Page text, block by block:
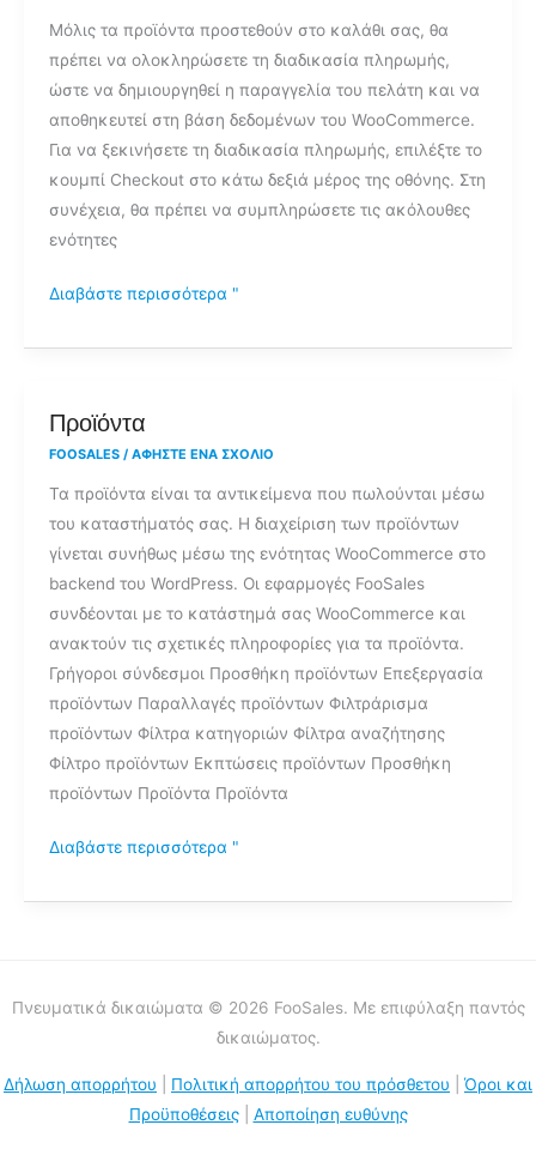
Μόλις τα προϊόντα προστεθούν στο καλάθι σας, θα
πρέπει να ολοκληρώσετε τη διαδικασία πληρωμής,
ώστε να δημιουργηθεί η παραγγελία του πελάτη και να
αποθηκευτεί στη βάση δεδομένων του WooCommerce.
Για να ξεκινήσετε τη διαδικασία πληρωμής, επιλέξτε το
κουμπί Checkout στο κάτω δεξιά μέρος της οθόνης. Στη
συνέχεια, θα πρέπει να συμπληρώσετε τις ακόλουθες
ενότητες
Διαβάστε περισσότερα "
Προϊόντα
FOOSALES / ΑΦΉΣΤΕ ΈΝΑ ΣΧΌΛΙΟ
Τα προϊόντα είναι τα αντικείμενα που πωλούνται μέσω
του καταστήματός σας. Η διαχείριση των προϊόντων
γίνεται συνήθως μέσω της ενότητας WooCommerce στο
backend του WordPress. Οι εφαρμογές FooSales
συνδέονται με το κατάστημά σας WooCommerce και
ανακτούν τις σχετικές πληροφορίες για τα προϊόντα.
Γρήγοροι σύνδεσμοι Προσθήκη προϊόντων Επεξεργασία
προϊόντων Παραλλαγές προϊόντων Φιλτράρισμα
προϊόντων Φίλτρα κατηγοριών Φίλτρα αναζήτησης
Φίλτρο προϊόντων Εκπτώσεις προϊόντων Προσθήκη
προϊόντων Προϊόντα Προϊόντα
Προϊόντα
Διαβάστε περισσότερα "
Πνευματικά δικαιώματα © 2026 FooSales. Με επιφύλαξη παντός
δικαιώματος.
Δήλωση απορρήτου Πολιτική απορρήτου του πρόσθετου
Όροι και
Προϋποθέσεις| Αποποίηση ευθύνης